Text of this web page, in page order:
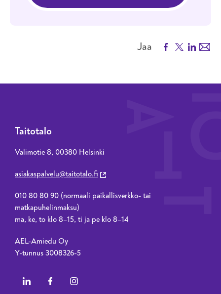
Jaa Facebook
X LinkedIn
Taitotalo
Valimotie 8, 00380 Helsinki
asiakaspalvelu@taitotalo.fi
010 80 80 90 (normaali paikallisverkko- tai
matkapuhelinmaksu)
ma, ke, to klo 8–15, ti ja pe klo 8–14
AEL-Amiedu Oy
Y-tunnus 3008326-5